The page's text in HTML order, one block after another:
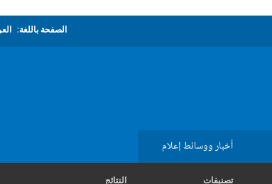
الصفحة باللغة:
أخبار ووسائط إعلام
تصنيفات النتائج